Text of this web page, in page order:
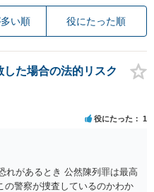
い順 役にたった順
た場合の法的リスク
役にたった 1
れがあるとき 公然陳列罪は最高
の警察が捜査しているのかわか